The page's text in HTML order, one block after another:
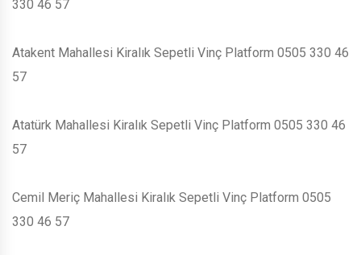
330 46 57
Atakent Mahallesi Kiralık Sepetli Vinç Platform 0505 330 46
57
Atatürk Mahallesi Kiralık Sepetli Vinç Platform 0505 330 46
57
Cemil Meriç Mahallesi Kiralık Sepetli Vinç Platform 0505
330 46 57